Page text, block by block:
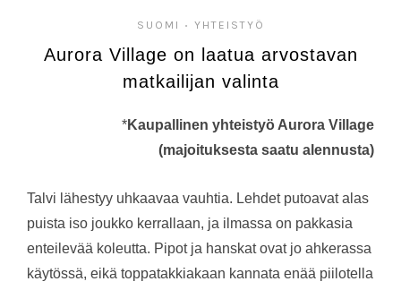
SUOMI • YHTEISTYÖ
Aurora Village on laatua arvostavan
matkailijan valinta
*Kaupallinen yhteistyö Aurora Village
(majoituksesta saatu alennusta)
Talvi lähestyy uhkaavaa vauhtia. Lehdet putoavat alas
puista iso joukko kerrallaan, ja ilmassa on pakkasia
enteilevää koleutta. Pipot ja hanskat ovat jo ahkerassa
käytössä, eikä toppatakkiakaan kannata enää piilotella